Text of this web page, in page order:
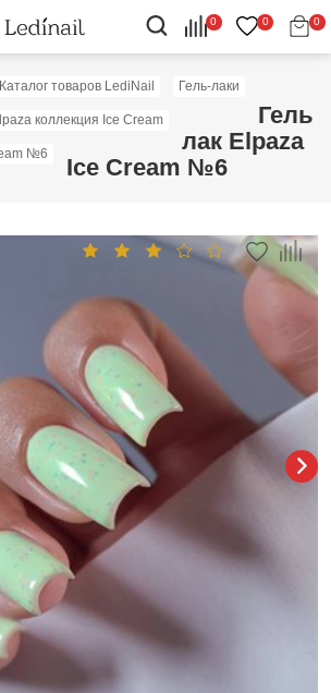
0 0 0
Каталог товаров LediNail Гель-лаки
коллекция Ice Cream
№6
Гель
лак Elpaza
Ice Cream №6